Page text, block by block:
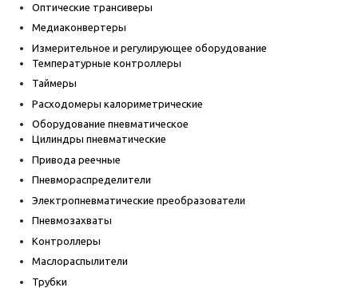
Оптические трансиверы
Медиаконвертеры
Измерительное и регулирующее оборудование
Температурные контроллеры
Таймеры
Расходомеры калориметрические
Оборудование пневматическое
Цилиндры пневматические
Привода реечные
Пневмораспределители
Электропневматические преобразователи
Пневмозахваты
Контроллеры
Маслораспылители
Трубки